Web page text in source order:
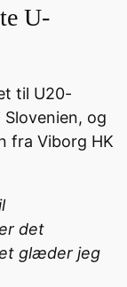
U-
til U20-
og
fra Viborg HK
det
glæder jeg